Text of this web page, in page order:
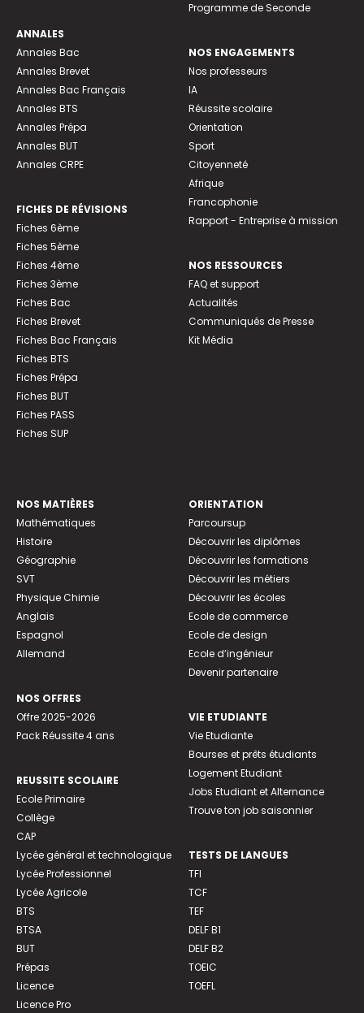
ANNALES
Annales Bac
Annales Brevet
Annales Bac Français
Annales BTS
Annales Prépa
Annales BUT
Annales CRPE
FICHES DE RÉVISIONS
Fiches 6ème
Fiches 5ème
Fiches 4ème
Fiches 3ème
Fiches Bac
Fiches Brevet
Fiches Bac Français
Fiches BTS
Fiches Prépa
Fiches BUT
Fiches PASS
Fiches SUP
Programme de Seconde
NOS ENGAGEMENTS
Nos professeurs
IA
Réussite scolaire
Orientation
Sport
Citoyenneté
Afrique
Francophonie
Rapport - Entreprise à mission
NOS RESSOURCES
FAQ et support
Actualités
Communiqués de Presse
Kit Média
NOS MATIÈRES
Mathématiques
Histoire
Géographie
SVT
Physique Chimie
Anglais
Espagnol
Allemand
NOS OFFRES
Offre 2025-2026
Pack Réussite 4 ans
REUSSITE SCOLAIRE
Ecole Primaire
Collège
CAP
Lycée général et technologique
Lycée Professionnel
Lycée Agricole
BTS
BTSA
BUT
Prépas
Licence
Licence Pro
ORIENTATION
Parcoursup
Découvrir les diplômes
Découvrir les formations
Découvrir les métiers
Découvrir les écoles
Ecole de commerce
Ecole de design
Ecole d’ingénieur
Devenir partenaire
VIE ETUDIANTE
Vie Etudiante
Bourses et prêts étudiants
Logement Etudiant
Jobs Etudiant et Alternance
Trouve ton job saisonnier
TESTS DE LANGUES
TFI
TCF
TEF
DELF B1
DELF B2
TOEIC
TOEFL